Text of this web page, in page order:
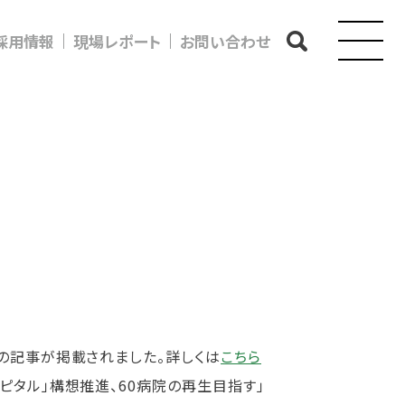
用情報 現場レポート お問い合わせ
事が掲載されました。詳しくはこちら
タル」構想推進、60病院の再生目指す」